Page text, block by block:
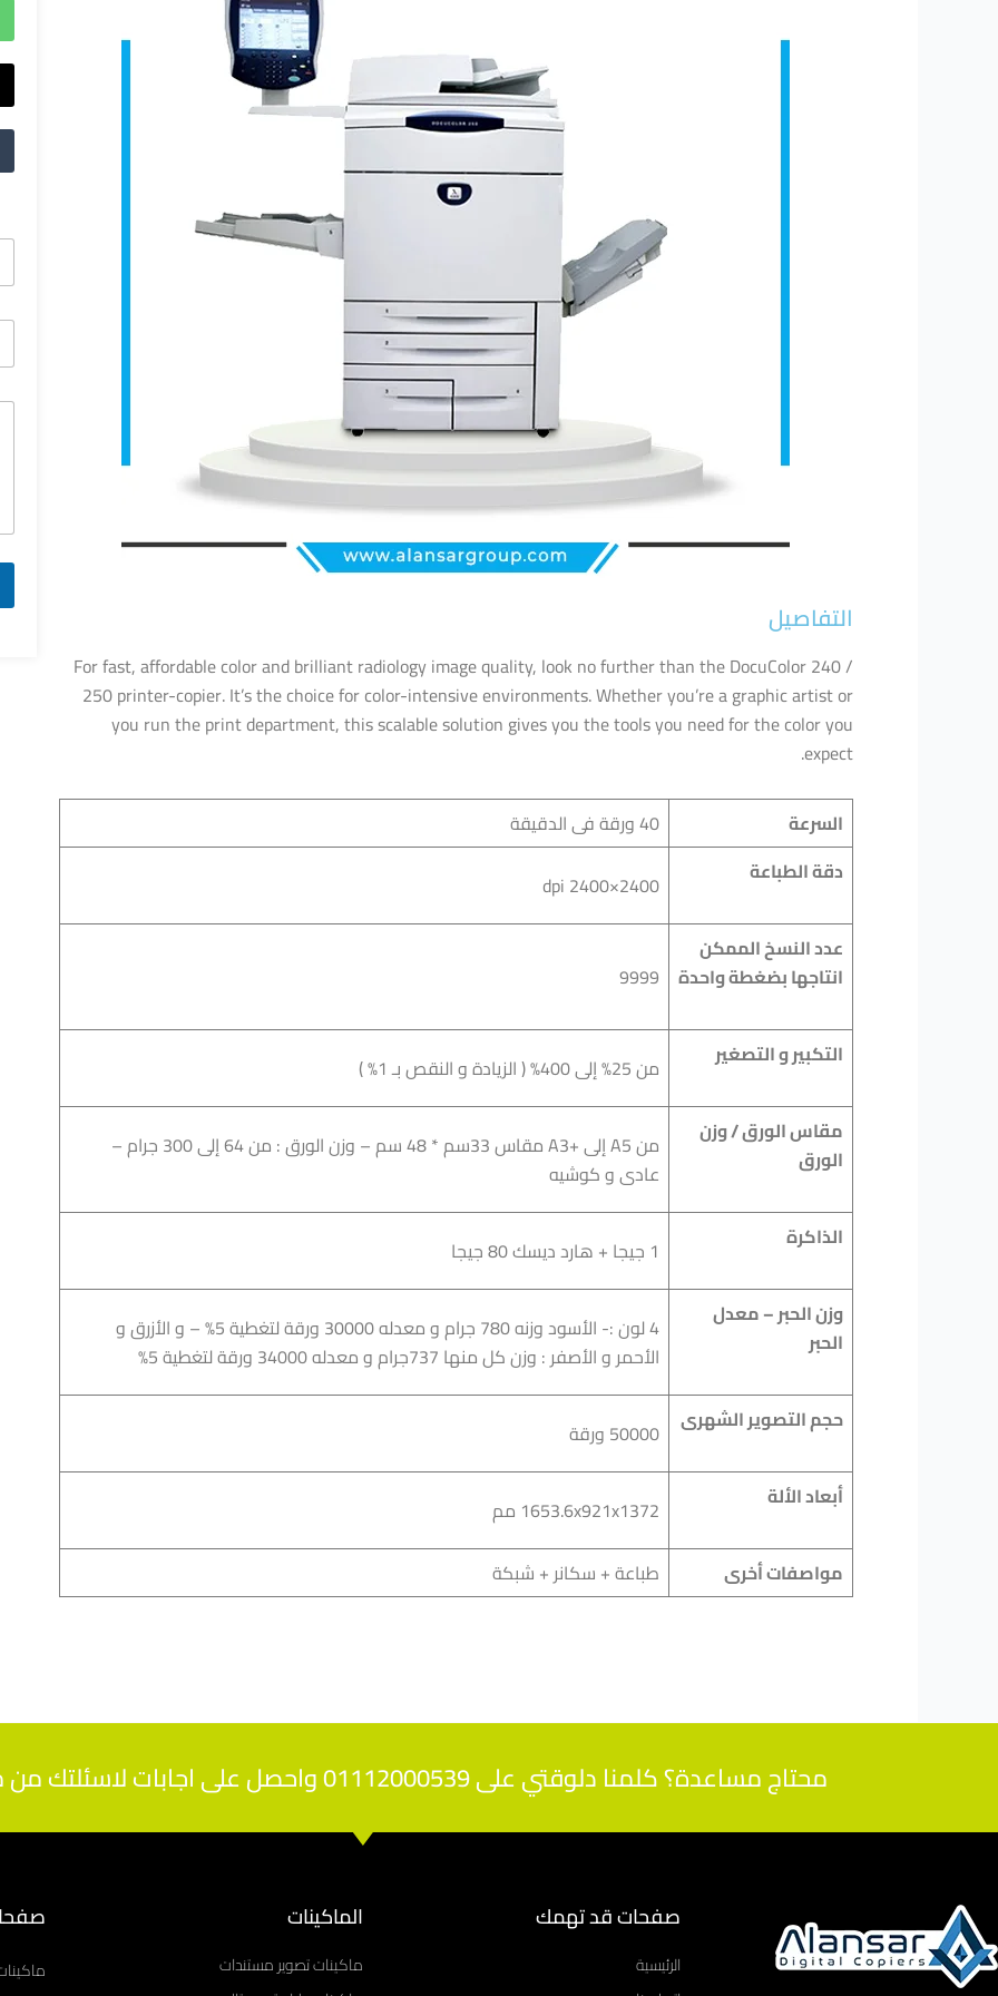
التفاصيل
For fast, affordable color and brilliant radiology image quality, look no further than the DocuColor 240 /
250 printer-copier. It’s the choice for color-intensive environments. Whether you’re a graphic artist or
you run the print department, this scalable solution gives you the tools you need for the color you
expect.
السرعة
40 ورقة فى الدقيقة
دقة الطباعة
2400×2400 dpi
عدد النسخ الممكن
انتاجها بضغطة واحدة 9999
التكبير و التصغير
من 25% إلى 400% ( الزيادة و النقص بـ 1% )
مقاس الورق / وزن
الورق
من A5 إلى +A3 مقاس 33سم * 48 سم – وزن الورق : من 64 إلى 300 جرام –
عادى و كوشيه
الذاكرة
1 جيجا + هارد ديسك 80 جيجا
وزن الحبر – معدل
الحبر
4 لون :- الأسود وزنه 780 جرام و معدله 30000 ورقة لتغطية 5% – و الأزرق و
الأحمر و الأصفر : وزن كل منها 737جرام و معدله 34000 ورقة لتغطية 5%
حجم التصوير الشهرى
50000 ورقة
أبعاد الألة
1653.6x921x1372 مم
مواصفات أخرى
طباعة + سكانر + شبكة
محتاج مساعدة؟ كلمنا دلوقتي على 01112000539 واحصل على اجابات لاسئلتك من متخصصين
صفحات قد تهمك
الرئيسية
الماكينات
ماكينات تصوير مستندات